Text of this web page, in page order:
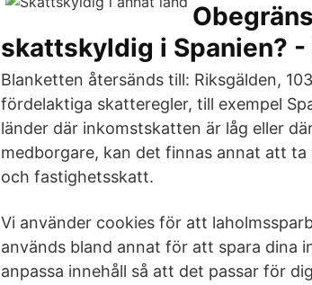
skattskyldig i Spanien? -
Blanketten återsänds till: Riksgälden,
fördelaktiga skatteregler, till exempel
länder där inkomstskatten är låg eller
medborgare, kan det finnas annat att
och fastighetsskatt.
Vi använder cookies för att
används bland annat för att spara dina
anpassa innehåll så att det passar för